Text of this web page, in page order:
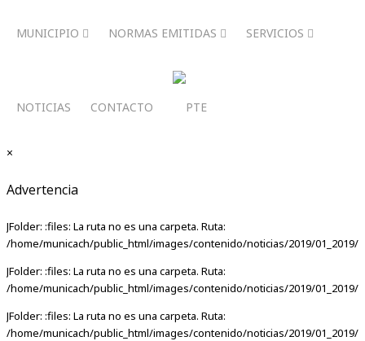
MUNICIPIO NORMAS EMITIDAS SERVICIOS
NOTICIAS CONTACTO
×
Advertencia
JFolder: :files: La ruta no es una carpeta. Ruta:
/home/municach/public_html/images/contenido/noticias/2019/01_2019/
JFolder: :files: La ruta no es una carpeta. Ruta:
/home/municach/public_html/images/contenido/noticias/2019/01_2019/
JFolder: :files: La ruta no es una carpeta. Ruta:
/home/municach/public_html/images/contenido/noticias/2019/01_2019/